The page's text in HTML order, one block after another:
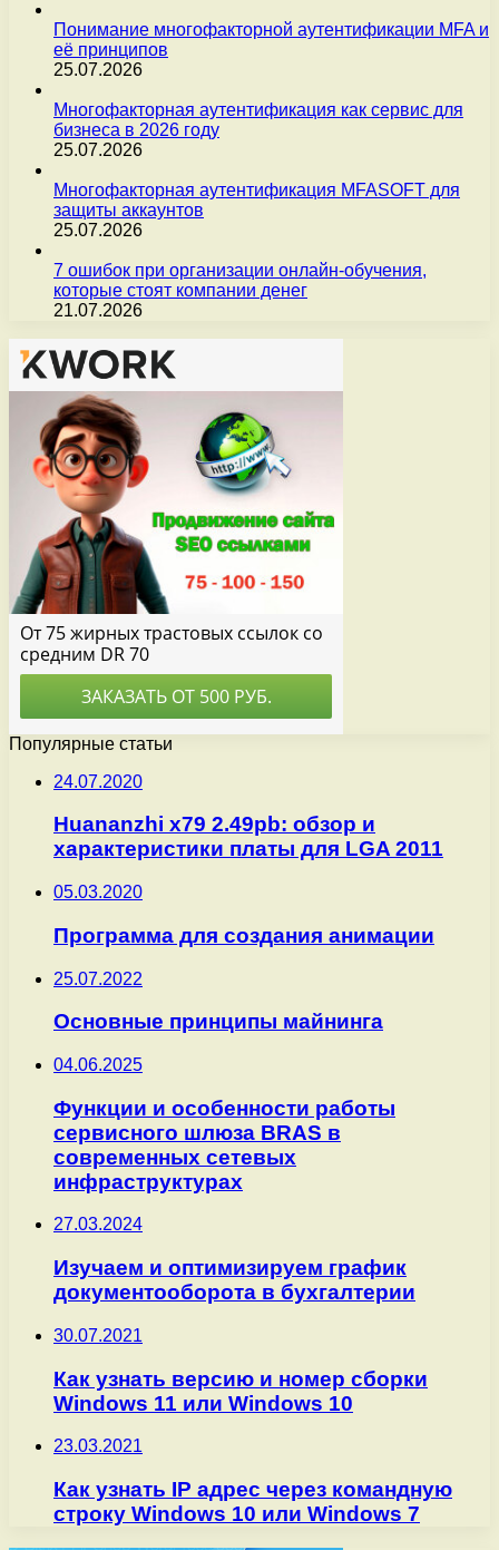
Понимание многофакторной аутентификации MFA и
её принципов
25.07.2026
Многофакторная аутентификация как сервис для
бизнеса в 2026 году
25.07.2026
Многофакторная аутентификация MFASOFT для
защиты аккаунтов
25.07.2026
7 ошибок при организации онлайн-обучения,
которые стоят компании денег
21.07.2026
Популярные статьи
24.07.2020
Huananzhi x79 2.49pb: обзор и
характеристики платы для LGA 2011
05.03.2020
Программа для создания анимации
25.07.2022
Основные принципы майнинга
04.06.2025
Функции и особенности работы
сервисного шлюза BRAS в
современных сетевых
инфраструктурах
27.03.2024
Изучаем и оптимизируем график
документооборота в бухгалтерии
30.07.2021
Как узнать версию и номер сборки
Windows 11 или Windows 10
23.03.2021
Как узнать IP адрес через командную
строку Windows 10 или Windows 7